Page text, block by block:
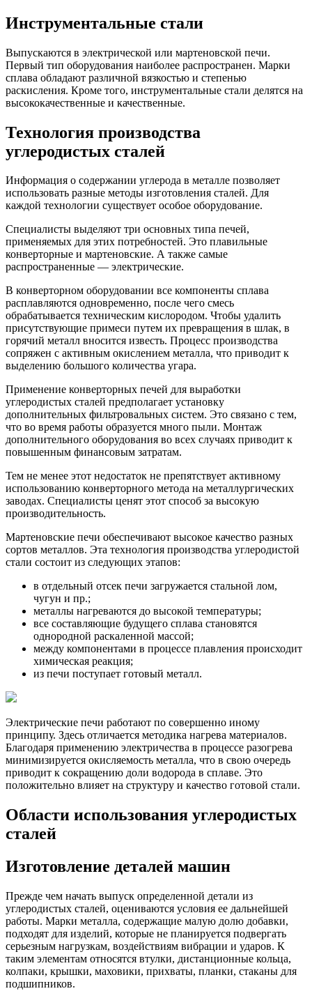
Инструментальные стали
Выпускаются в электрической или мартеновской печи.
Первый тип оборудования наиболее распространен. Марки
сплава обладают различной вязкостью и степенью
раскисления. Кроме того, инструментальные стали делятся на
высококачественные и качественные.
Технология производства
углеродистых сталей
Информация о содержании углерода в металле позволяет
использовать разные методы изготовления сталей. Для
каждой технологии существует особое оборудование.
Специалисты выделяют три основных типа печей,
применяемых для этих потребностей. Это плавильные
конверторные и мартеновские. А также самые
распространенные — электрические.
В конверторном оборудовании все компоненты сплава
расплавляются одновременно, после чего смесь
обрабатывается техническим кислородом. Чтобы удалить
присутствующие примеси путем их превращения в шлак, в
горячий металл вносится известь. Процесс производства
сопряжен с активным окислением металла, что приводит к
выделению большого количества угара.
Применение конверторных печей для выработки
углеродистых сталей предполагает установку
дополнительных фильтровальных систем. Это связано с тем,
что во время работы образуется много пыли. Монтаж
дополнительного оборудования во всех случаях приводит к
повышенным финансовым затратам.
Тем не менее этот недостаток не препятствует активному
использованию конверторного метода на металлургических
заводах. Специалисты ценят этот способ за высокую
производительность.
Мартеновские печи обеспечивают высокое качество разных
сортов металлов. Эта технология производства углеродистой
стали состоит из следующих этапов:
в отдельный отсек печи загружается стальной лом,
чугун и пр.;
металлы нагреваются до высокой температуры;
все составляющие будущего сплава становятся
однородной раскаленной массой;
между компонентами в процессе плавления происходит
химическая реакция;
из печи поступает готовый металл.
Электрические печи работают по совершенно иному
принципу. Здесь отличается методика нагрева материалов.
Благодаря применению электричества в процессе разогрева
минимизируется окисляемость металла, что в свою очередь
приводит к сокращению доли водорода в сплаве. Это
положительно влияет на структуру и качество готовой стали.
Области использования углеродистых
сталей
Изготовление деталей машин
Прежде чем начать выпуск определенной детали из
углеродистых сталей, оцениваются условия ее дальнейшей
работы. Марки металла, содержащие малую долю добавки,
подходят для изделий, которые не планируется подвергать
серьезным нагрузкам, воздействиям вибрации и ударов. К
таким элементам относятся втулки, дистанционные кольца,
колпаки, крышки, маховики, прихваты, планки, стаканы для
подшипников.